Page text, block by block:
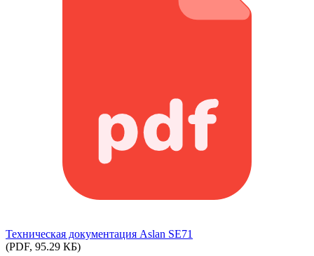
Техническая документация Aslan SE71
(PDF, 95.29 КБ)